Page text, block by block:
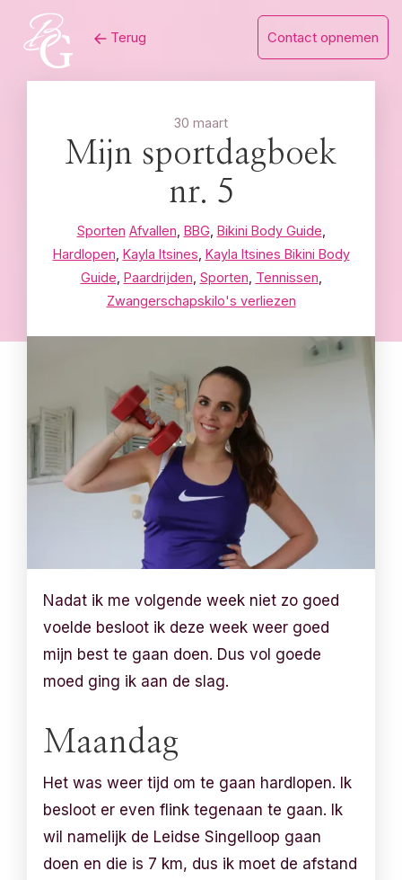
content
Terug Contact opnemen
30 maart
Mijn sportdagboek
nr. 5
Sporten Afvallen BBG Bikini Body Guide
Hardlopen Kayla Itsines Kayla Itsines Bikini Body
Guide Paardrijden Sporten Tennissen
Zwangerschapskilo's verliezen
Nadat ik me volgende week niet zo goed
voelde besloot ik deze week weer goed
mijn best te gaan doen. Dus vol goede
moed ging ik aan de slag.
Maandag
Het was weer tijd om te gaan hardlopen. Ik
besloot er even flink tegenaan te gaan. Ik
wil namelijk de Leidse Singelloop gaan
doen en die is 7 km, dus ik moet de afstand